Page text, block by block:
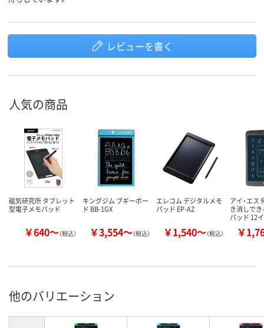
レビューを書く
人気の商品
磁気研究所 タブレット
型電子メモパッド
￥640～（税込）
キングジム ブギーボー
ド BB-1GX
￥3,554～（税込）
エレコム デジタルメモ
パッド EP-AZ
￥1,540～（税込）
アイ・エス
き消しで
パッド 12
￥
他のバリエーション